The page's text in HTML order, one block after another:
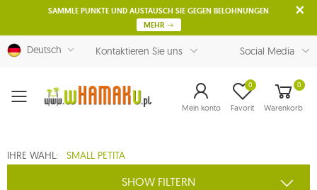
SAMMLE PUNKTE UND AUSTAUSCH SIE GEGEN BELOHNUNGEN
MEHR
Deutsch Kontaktieren Sie uns Social Media
Menu Mein konto Favorit
0 0
Warenkorb
IHRE WAHL: SMALL PETITA
SHOW FILTERN